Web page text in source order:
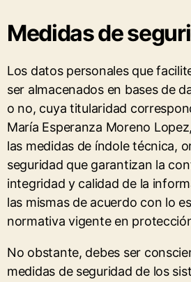
Medidas de
Los datos personales que
ser almacenados en bases de
o no, cuya titularidad
María Esperanza Moreno
las medidas de índole técnica,
seguridad que garantizan la
integridad y calidad de la
las mismas de acuerdo con lo
normativa vigente en
No obstante, debes ser
medidas de seguridad de los